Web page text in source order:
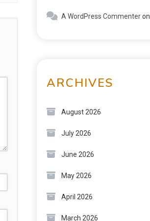
A WordPress Commenteron
ARCHIVES
August 2026
July 2026
June 2026
May 2026
April 2026
March 2026